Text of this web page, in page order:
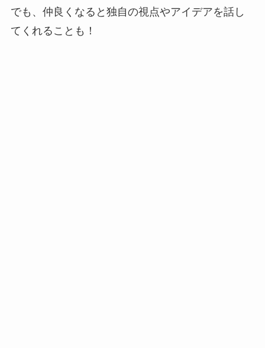
でも、仲良くなると独自の視点やアイデアを話し
てくれることも！